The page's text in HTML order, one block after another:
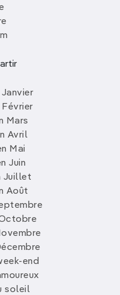
Mars
Avril
Mai
Juin
Juillet
Août
end
soleil